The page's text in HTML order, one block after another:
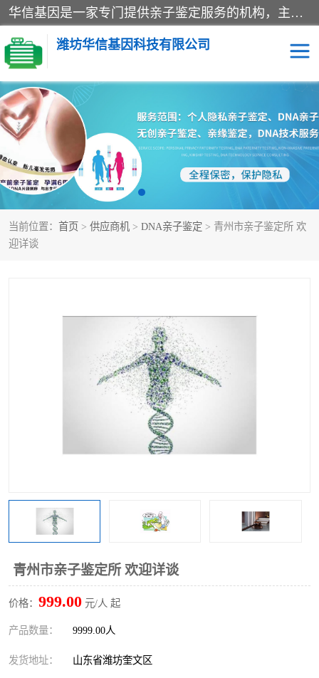
华信基因是一家专门提供亲子鉴定服务的机构，主要业务：济南亲子鉴定、临沂亲子鉴定、菏泽亲子鉴定、淄博亲子鉴定、青岛亲子鉴定、日照亲子鉴定、临朐亲子鉴定、寿光亲子鉴定等，联合广州、上海、北京、深圳、杭州、武汉、成都、合肥、贵阳、沈阳等地区有法医物证鉴定机构及基因检测公司，为国内外客户提供便捷的DNA鉴定服务。
潍坊华信基因科技有限公司
当前位置： 首页 > 供应商机 > DNA亲子鉴定 > 青州市亲子鉴定所 欢
迎详谈
青州市亲子鉴定所 欢迎详谈
价格： 999.00 元/人 起
产品数量： 9999.00人
发货地址： 山东省潍坊奎文区
亲子鉴定 DNA亲子鉴定
隐私亲子鉴定 无创亲子鉴定
孕期亲子鉴定